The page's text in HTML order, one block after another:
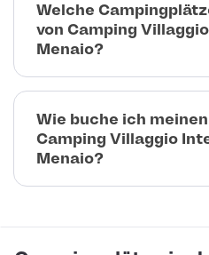
Welche
von Camping
Menaio?
Wie buche ich
Camping Villaggio
Menaio?